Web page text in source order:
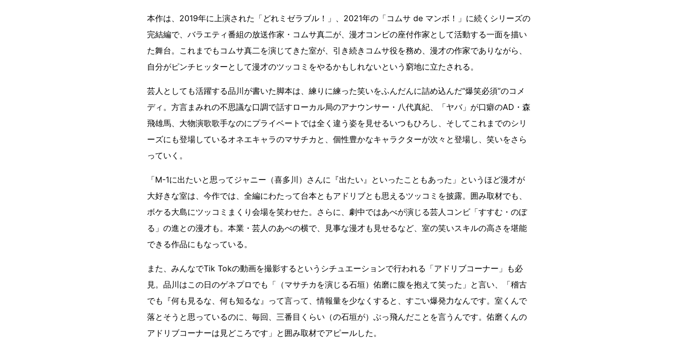
本作は、2019年に上演された「どれミゼラブル！」、2021年の「コムサ de マンボ！」に続くシリーズの
完結編で、バラエティ番組の放送作家・コムサ真二が、漫才コンビの座付作家として活動する一面を描い
た舞台。これまでもコムサ真二を演じてきた室が、引き続きコムサ役を務め、漫才の作家でありながら、
自分がピンチヒッターとして漫才のツッコミをやるかもしれないという窮地に立たされる。
芸人としても活躍する品川が書いた脚本は、練りに練った笑いをふんだんに詰め込んだ“爆笑必須”のコメ
ディ。方言まみれの不思議な口調で話すローカル局のアナウンサー・八代真紀、「ヤバ」が口癖のAD・森
飛雄馬、大物演歌歌手なのにプライベートでは全く違う姿を見せるいつもひろし、そしてこれまでのシリ
ーズにも登場しているオネエキャラのマサチカと、個性豊かなキャラクターが次々と登場し、笑いをさら
っていく。
「M-1に出たいと思ってジャニー（喜多川）さんに『出たい』といったこともあった」というほど漫才が
大好きな室は、今作では、全編にわたって台本ともアドリブとも思えるツッコミを披露。囲み取材でも、
ボケる大島にツッコミまくり会場を笑わせた。さらに、劇中ではあべが演じる芸人コンビ「すすむ・のぼ
る」の進との漫才も。本業・芸人のあべの横で、見事な漫才も見せるなど、室の笑いスキルの高さを堪能
できる作品にもなっている。
また、みんなでTik Tokの動画を撮影するというシチュエーションで行われる「アドリブコーナー」も必
見。品川はこの日のゲネプロでも「（マサチカを演じる石垣）佑磨に腹を抱えて笑った」と言い、「稽古
でも『何も見るな、何も知るな』って言って、情報量を少なくすると、すごい爆発力なんです。室くんで
落とそうと思っているのに、毎回、三番目くらい（の石垣が）ぶっ飛んだことを言うんです。佑磨くんの
アドリブコーナーは見どころです」と囲み取材でアピールした。